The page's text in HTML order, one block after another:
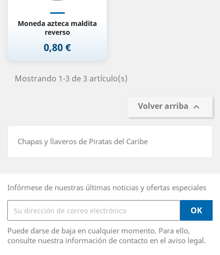
Moneda azteca maldita
reverso
Precio
0,80 €
Mostrando 1-3 de 3 artículo(s)
Volver arriba 
Chapas y llaveros de Piratas del Caribe
Infórmese de nuestras últimas noticias y ofertas especiales
Puede darse de baja en cualquier momento. Para ello,
consulte nuestra información de contacto en el aviso legal.